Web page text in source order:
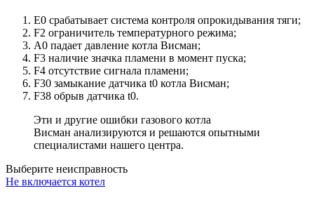
Е0 срабатывает система контроля опрокидывания тяги;
F2 ограничитель температурного режима;
А0 падает давление котла Висман;
F3 наличие значка пламени в момент пуска;
F4 отсутствие сигнала пламени;
F30 замыкание датчика t0 котла Висман;
F38 обрыв датчика t0.
Эти и другие ошибки газового котла
Висман анализируются и решаются опытными
специалистами нашего центра.
Выберите неисправность
Не включается котел